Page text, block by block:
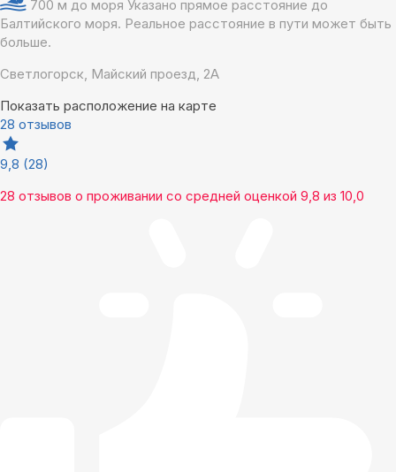
700 м до моря Указано прямое расстояние до
Балтийского моря. Реальное расстояние в пути может быть
больше.
Светлогорск, Майский проезд, 2А
Показать расположение на карте
28 отзывов
9,8 (28)
28 отзывов о проживании со средней оценкой 9,8 из 10,0